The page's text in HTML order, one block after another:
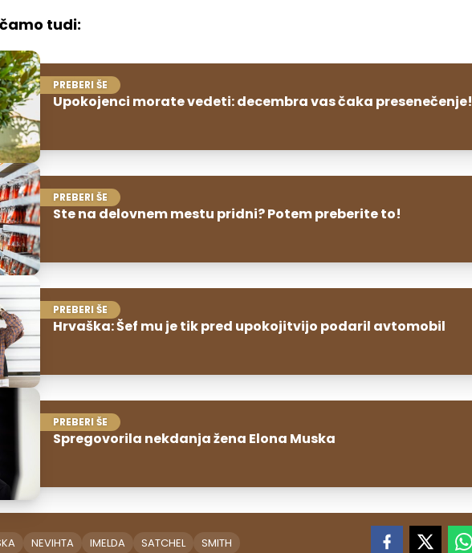
tudi:
PREBERI ŠE
Upokojenci morate vedeti: decembra vas čaka presenečenje!
PREBERI ŠE
Ste na delovnem mestu pridni? Potem preberite to!
PREBERI ŠE
Hrvaška: Šef mu je tik pred upokojitvijo podaril avtomobil
PREBERI ŠE
Spregovorila nekdanja žena Elona Muska
NEVIHTA IMELDA SATCHEL SMITH